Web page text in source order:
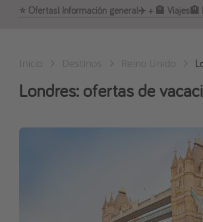
⭐️ Ofertasℹ️ Información general✈️ + 🏨 Viajes🏨
Londres: ofertas de